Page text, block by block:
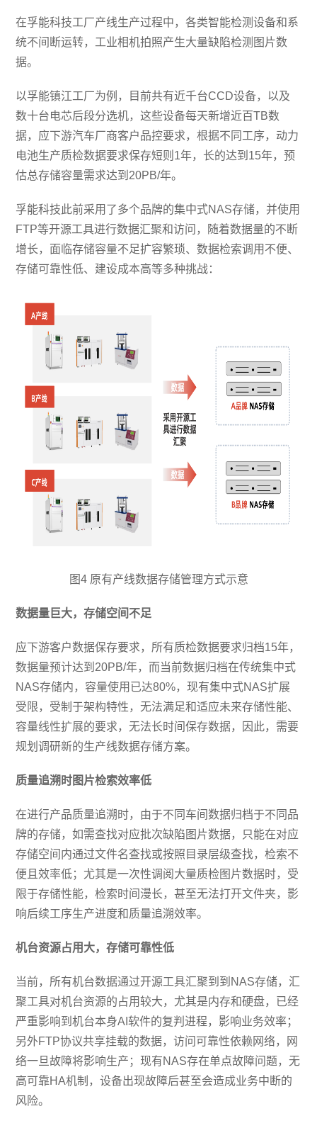
在孚能科技工厂产线生产过程中，各类智能检测设备和系
统不间断运转，工业相机拍照产生大量缺陷检测图片数
据。
以孚能镇江工厂为例，目前共有近千台CCD设备，以及
数十台电芯后段分选机，这些设备每天新增近百TB数
据，应下游汽车厂商客户品控要求，根据不同工序，动力
电池生产质检数据要求保存短则1年，长的达到15年，预
估总存储容量需求达到20PB/年。
孚能科技此前采用了多个品牌的集中式NAS存储，并使用
FTP等开源工具进行数据汇聚和访问，随着数据量的不断
增长，面临存储容量不足扩容繁琐、数据检索调用不便、
存储可靠性低、建设成本高等多种挑战：
图4 原有产线数据存储管理方式示意
数据量巨大，存储空间不足
应下游客户数据保存要求，所有质检数据要求归档15年，
数据量预计达到20PB/年，而当前数据归档在传统集中式
NAS存储内，容量使用已达80%，现有集中式NAS扩展
受限，受制于架构特性，无法满足和适应未来存储性能、
容量线性扩展的要求，无法长时间保存数据，因此，需要
规划调研新的生产线数据存储方案。
质量追溯时图片检索效率低
在进行产品质量追溯时，由于不同车间数据归档于不同品
牌的存储，如需查找对应批次缺陷图片数据，只能在对应
存储空间内通过文件名查找或按照目录层级查找，检索不
便且效率低；尤其是一次性调阅大量质检图片数据时，受
限于存储性能，检索时间漫长，甚至无法打开文件夹，影
响后续工序生产进度和质量追溯效率。
机台资源占用大，存储可靠性低
当前，所有机台数据通过开源工具汇聚到到NAS存储，汇
聚工具对机台资源的占用较大，尤其是内存和硬盘，已经
严重影响到机台本身AI软件的复判进程，影响业务效率；
另外FTP协议共享挂载的数据，访问可靠性依赖网络，网
络一旦故障将影响生产；现有NAS存在单点故障问题，无
高可靠HA机制，设备出现故障后甚至会造成业务中断的
风险。